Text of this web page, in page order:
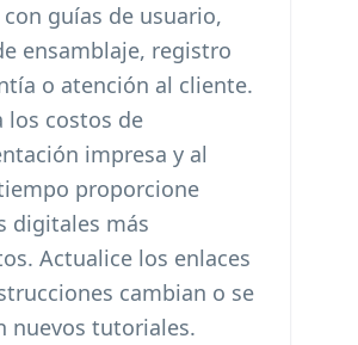
guías de usuario,
ensamblaje, registro
o atención al cliente.
los costos de
impresa y al
proporcione
digitales más
Actualice los enlaces
cambian o se
nuevos tutoriales.